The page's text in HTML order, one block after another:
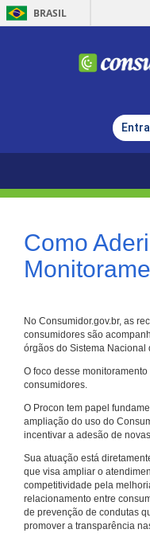
BRASIL
Como
No Consumidor.gov.br, as
consumidores são
órgãos do Sistema Nacional
O foco desse
consumidores.
O Procon tem papel
ampliação do uso do
incentivar a adesão de
Sua atuação está
que visa ampliar o
competitividade pela
relacionamento entre
de prevenção de condutas
promover a transparência